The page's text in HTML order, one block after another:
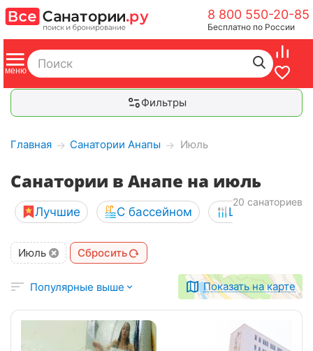
8 800 550-20-85
Бесплатно по России
Фильтры
Главная → Санатории Анапы → Июль
Санатории в Анапе на июль
20 санаториев
Лучшие С бассейном Шведский
Июль Сбросить
Популярные выше Показать на карте